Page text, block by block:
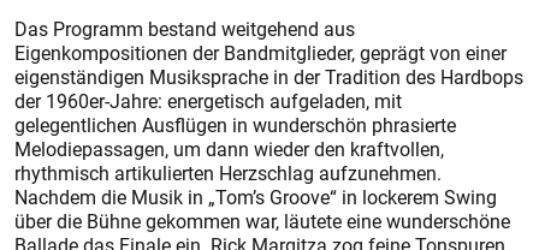
Das Programm bestand weitgehend aus
Eigenkompositionen der Bandmitglieder, geprägt von einer
eigenständigen Musiksprache in der Tradition des Hardbops
der 1960er-Jahre: energetisch aufgeladen, mit
gelegentlichen Ausflügen in wunderschön phrasierte
Melodiepassagen, um dann wieder den kraftvollen,
rhythmisch artikulierten Herzschlag aufzunehmen.
Nachdem die Musik in „Tom’s Groove“ in lockerem ­Swing
über die Bühne gekommen war, läutete eine wunderschöne